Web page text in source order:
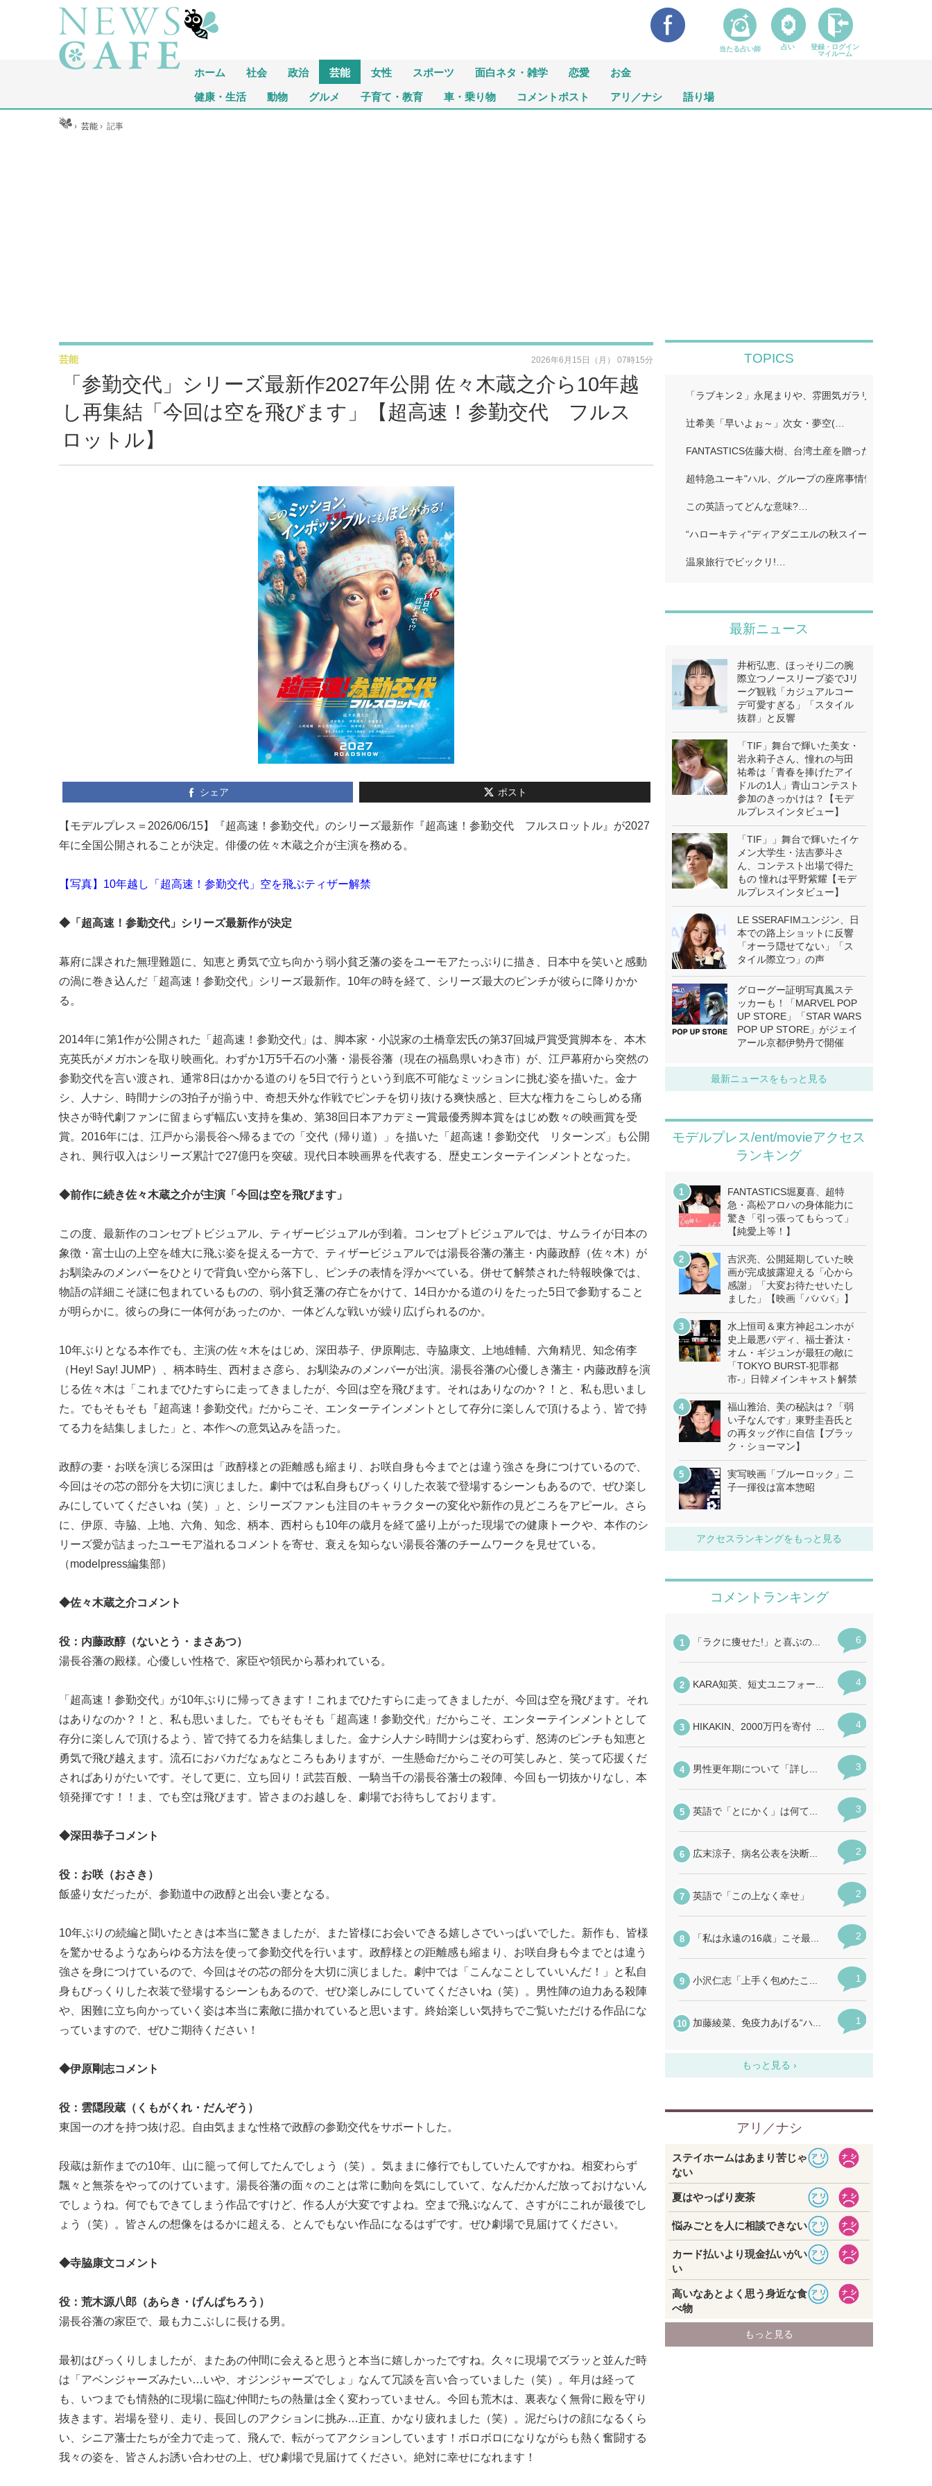
ホーム 社会 政治 芸能 女性 スポーツ 面白ネタ・雑学 恋愛 お金
健康・生活 動物 グルメ 子育て・教育 車・乗り物 コメントポスト アリ／ナシ 語り場
ホーム ›芸能 ›記事
「参勤交代」シリーズ最新作2027年公開 佐々木蔵之介ら10年越
し再集結「今回は空を飛びます」【超高速！参勤交代 フルス
ロットル】
芸能 2026年6月15日（月） 07時15分
シェア ポスト
【モデルプレス＝2026/06/15】『超高速！参勤交代』のシリーズ最新作『超高速！参勤交代 フルスロットル』が2027
年に全国公開されることが決定。俳優の佐々木蔵之介が主演を務める。
【写真】10年越し「超高速！参勤交代」空を飛ぶティザー解禁
◆「超高速！参勤交代」シリーズ最新作が決定
幕府に課された無理難題に、知恵と勇気で立ち向かう弱小貧乏藩の姿をユーモアたっぷりに描き、日本中を笑いと感動
の渦に巻き込んだ「超高速！参勤交代」シリーズ最新作。10年の時を経て、シリーズ最大のピンチが彼らに降りかか
る。
2014年に第1作が公開された「超高速！参勤交代」は、脚本家・小説家の土橋章宏氏の第37回城戸賞受賞脚本を、本木
克英氏がメガホンを取り映画化。わずか1万5千石の小藩・湯長谷藩（現在の福島県いわき市）が、江戸幕府から突然の
参勤交代を言い渡され、通常8日はかかる道のりを5日で行うという到底不可能なミッションに挑む姿を描いた。金ナ
シ、人ナシ、時間ナシの3拍子が揃う中、奇想天外な作戦でピンチを切り抜ける爽快感と、巨大な権力をこらしめる痛
快さが時代劇ファンに留まらず幅広い支持を集め、第38回日本アカデミー賞最優秀脚本賞をはじめ数々の映画賞を受
賞。2016年には、江戸から湯長谷へ帰るまでの「交代（帰り道）」を描いた「超高速！参勤交代 リターンズ」も公開
され、興行収入はシリーズ累計で27億円を突破。現代日本映画界を代表する、歴史エンターテインメントとなった。
◆前作に続き佐々木蔵之介が主演「今回は空を飛びます」
この度、最新作のコンセプトビジュアル、ティザービジュアルが到着。コンセプトビジュアルでは、サムライが日本の
象徴・富士山の上空を雄大に飛ぶ姿を捉える一方で、ティザービジュアルでは湯長谷藩の藩主・内藤政醇（佐々木）が
お馴染みのメンバーをひとりで背負い空から落下し、ピンチの表情を浮かべている。併せて解禁された特報映像では、
物語の詳細こそ謎に包まれているものの、弱小貧乏藩の存亡をかけて、14日かかる道のりをたった5日で参勤すること
が明らかに。彼らの身に一体何があったのか、一体どんな戦いが繰り広げられるのか。
10年ぶりとなる本作でも、主演の佐々木をはじめ、深田恭子、伊原剛志、寺脇康文、上地雄輔、六角精児、知念侑李
（Hey! Say! JUMP）、柄本時生、西村まさ彦ら、お馴染みのメンバーが出演。湯長谷藩の心優しき藩主・内藤政醇を演
じる佐々木は「これまでひたすらに走ってきましたが、今回は空を飛びます。それはありなのか？！と、私も思いまし
た。でもそもそも『超高速！参勤交代』だからこそ、エンターテインメントとして存分に楽しんで頂けるよう、皆で持
てる力を結集しました」と、本作への意気込みを語った。
政醇の妻・お咲を演じる深田は「政醇様との距離感も縮まり、お咲自身も今までとは違う強さを身につけているので、
今回はその芯の部分を大切に演じました。劇中では私自身もびっくりした衣装で登場するシーンもあるので、ぜひ楽し
みにしていてくださいね（笑）」と、シリーズファンも注目のキャラクターの変化や新作の見どころをアピール。さら
に、伊原、寺脇、上地、六角、知念、柄本、西村らも10年の歳月を経て盛り上がった現場での健康トークや、本作のシ
リーズ愛が詰まったユーモア溢れるコメントを寄せ、衰えを知らない湯長谷藩のチームワークを見せている。
（modelpress編集部）
◆佐々木蔵之介コメント
役：内藤政醇（ないとう・まさあつ）
湯長谷藩の殿様。心優しい性格で、家臣や領民から慕われている。
「超高速！参勤交代」が10年ぶりに帰ってきます！これまでひたすらに走ってきましたが、今回は空を飛びます。それ
はありなのか？！と、私も思いました。でもそもそも「超高速！参勤交代」だからこそ、エンターテインメントとして
存分に楽しんで頂けるよう、皆で持てる力を結集しました。金ナシ人ナシ時間ナシは変わらず、怒涛のピンチも知恵と
勇気で飛び越えます。流石におバカだなぁなところもありますが、一生懸命だからこその可笑しみと、笑って応援くだ
さればありがたいです。そして更に、立ち回り！武芸百般、一騎当千の湯長谷藩士の殺陣、今回も一切抜かりなし、本
領発揮です！！ま、でも空は飛びます。皆さまのお越しを、劇場でお待ちしております。
◆深田恭子コメント
役：お咲（おさき）
飯盛り女だったが、参勤道中の政醇と出会い妻となる。
10年ぶりの続編と聞いたときは本当に驚きましたが、また皆様にお会いできる嬉しさでいっぱいでした。新作も、皆様
を驚かせるようなあらゆる方法を使って参勤交代を行います。政醇様との距離感も縮まり、お咲自身も今までとは違う
強さを身につけているので、今回はその芯の部分を大切に演じました。劇中では「こんなことしていいんだ！」と私自
身もびっくりした衣装で登場するシーンもあるので、ぜひ楽しみにしていてくださいね（笑）。男性陣の迫力ある殺陣
や、困難に立ち向かっていく姿は本当に素敵に描かれていると思います。終始楽しい気持ちでご覧いただける作品にな
っていますので、ぜひご期待ください！
◆伊原剛志コメント
役：雲隠段蔵（くもがくれ・だんぞう）
東国一の才を持つ抜け忍。自由気ままな性格で政醇の参勤交代をサポートした。
段蔵は新作までの10年、山に籠って何してたんでしょう（笑）。気ままに修行でもしていたんですかね。相変わらず
飄々と無茶をやってのけています。湯長谷藩の面々のことは常に動向を気にしていて、なんだかんだ放っておけないん
でしょうね。何でもできてしまう作品ですけど、作る人が大変ですよね。空まで飛ぶなんて、さすがにこれが最後でし
ょう（笑）。皆さんの想像をはるかに超える、とんでもない作品になるはずです。ぜひ劇場で見届けてください。
◆寺脇康文コメント
役：荒木源八郎（あらき・げんぱちろう）
湯長谷藩の家臣で、最も力こぶしに長ける男。
最初はびっくりしましたが、またあの仲間に会えると思うと本当に嬉しかったですね。久々に現場でズラッと並んだ時
は「アベンジャーズみたい…いや、オジンジャーズでしょ」なんて冗談を言い合っていました（笑）。年月は経って
も、いつまでも情熱的に現場に臨む仲間たちの熱量は全く変わっていません。今回も荒木は、裏表なく無骨に殿を守り
抜きます。岩場を登り、走り、長回しのアクションに挑み…正直、かなり疲れました（笑）。泥だらけの顔になるくら
い、シニア藩士たちが全力で走って、飛んで、転がってアクションしています！ボロボロになりながらも熱く奮闘する
我々の姿を、皆さんお誘い合わせの上、ぜひ劇場で見届けてください。絶対に幸せになれます！
TOPICS
「ラブキン２」永尾まりや、雰囲気ガラリのイメチェ
辻希美「早いよぉ～」次女・夢空(…
FANTASTICS佐藤大樹、台湾土産を贈った先輩明かす
超特急ユーキ"ハル、グループの座席事情告白「誰かと
この英語ってどんな意味?…
“ハローキティ"ディアダニエルの秋スイーツビュッフ
温泉旅行でビックリ!…
最新ニュース
井桁弘恵、ほっそり二の腕
際立つノースリーブ姿でJリ
ーグ観戦「カジュアルコー
デ可愛すぎる」「スタイル
抜群」と反響
「TIF」舞台で輝いた美女・
岩永莉子さん、憧れの与田
祐希は「青春を捧げたアイ
ドルの1人」青山コンテスト
参加のきっかけは？【モデ
ルプレスインタビュー】
「TIF」」舞台で輝いたイケ
メン大学生・法吉夢斗さ
ん、コンテスト出場で得た
もの 憧れは平野紫耀【モデ
ルプレスインタビュー】
LE SSERAFIMユンジン、日
本での路上ショットに反響
「オーラ隠せてない」「ス
タイル際立つ」の声
グローグー証明写真風ステ
ッカーも！「MARVEL POP
UP STORE」「STAR WARS
POP UP STORE」がジェイ
アール京都伊勢丹で開催
最新ニュースをもっと見る
モデルプレス/ent/movieアクセス
ランキング
FANTASTICS堀夏喜、超特
急・高松アロハの身体能力に
驚き「引っ張ってもらって」
【純愛上等！】
吉沢亮、公開延期していた映
画が完成披露迎える「心から
感謝」「大変お待たせいたし
ました」【映画「バババ」】
水上恒司＆東方神起ユンホが
史上最悪バディ、福士蒼汰・
オム・ギジュンが最狂の敵に
「TOKYO BURST-犯罪都
市-」日韓メインキャスト解禁
福山雅治、美の秘訣は？「弱
い子なんです」東野圭吾氏と
の再タッグ作に自信【ブラッ
ク・ショーマン】
実写映画「ブルーロック」二
子一揮役は富本惣昭
アクセスランキングをもっと見る
当たる占い師 占い
登録・ログイン
マイルーム